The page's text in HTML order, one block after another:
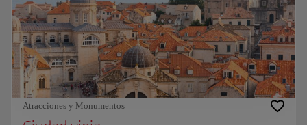
Atracciones y Monumentos